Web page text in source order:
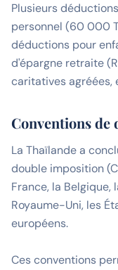
Plusieurs
personnel (60 000
déductions pour
d'épargne retraite
caritatives agréées,
Conventions
La Thaïlande a
double imposition
France, la Belgique,
Royaume-Uni, les
européens.
Ces conventions